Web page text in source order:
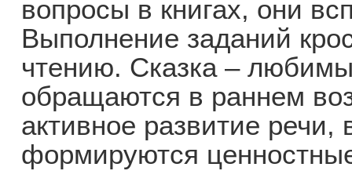
вопросы в книгах, они
Выполнение заданий
чтению. Сказка –
обращаются в раннем
активное развитие
формируются